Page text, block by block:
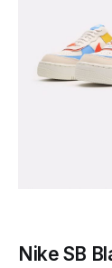
Nike SB